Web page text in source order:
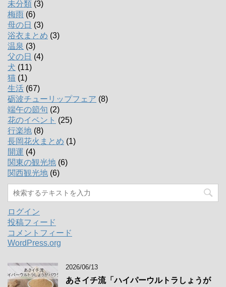
未分類 (3)
梅雨 (6)
母の日 (3)
浴衣まとめ (3)
温泉 (3)
父の日 (4)
犬 (11)
猫 (1)
生活 (67)
砺波チューリップフェア (8)
端午の節句 (2)
花のイベント (25)
行楽地 (8)
長岡花火まとめ (1)
開運 (4)
関東の観光地 (6)
関西観光地 (6)
ログイン
投稿フィード
コメントフィード
WordPress.org
2026/06/13
あさイチ流「ハイパーウルトラしょうが